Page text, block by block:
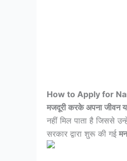
How to Apply for
मजदूरी करके अपना जीवन
नहीं मिल पाता है जिससे
सरकार द्वारा शुरू की गई